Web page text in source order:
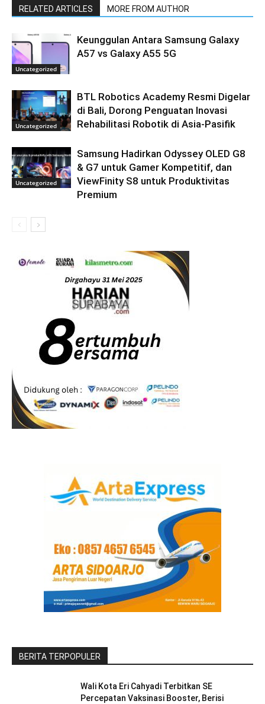
RELATED ARTICLES MORE FROM AUTHOR
Uncategorized
Keunggulan Antara Samsung Galaxy
A57 vs Galaxy A55 5G
Uncategorized
BTL Robotics Academy Resmi Digelar
di Bali, Dorong Penguatan Inovasi
Rehabilitasi Robotik di Asia-Pasifik
Uncategorized
Samsung Hadirkan Odyssey OLED G8
& G7 untuk Gamer Kompetitif, dan
ViewFinity S8 untuk Produktivitas
Premium
BERITA TERPOPULER
Wali Kota Eri Cahyadi Terbitkan SE
Percepatan Vaksinasi Booster, Berisi